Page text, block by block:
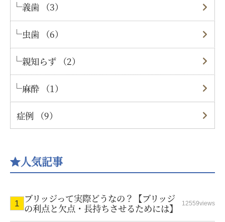
義歯 （3）
虫歯 （6）
親知らず （2）
麻酔 （1）
症例 （9）
人気記事
ブリッジって実際どうなの？【ブリッジ
の利点と欠点・長持ちさせるためには】
12559views